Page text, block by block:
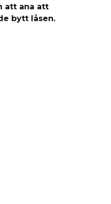
att ana att
bytt låsen.